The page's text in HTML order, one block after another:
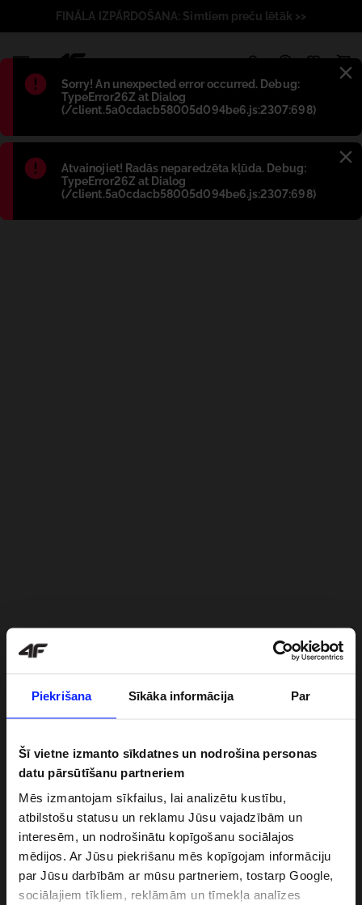
Piekrišana Sīkāka informācija Par
Šī vietne izmanto sīkdatnes un nodrošina personas
datu pārsūtīšanu partneriem
Mēs izmantojam sīkfailus, lai analizētu kustību,
atbilstošu statusu un reklamu Jūsu vajadzībām un
interesēm, un nodrošinātu kopīgošanu sociālajos
mēdijos. Ar Jūsu piekrišanu mēs kopīgojam informāciju
par Jūsu darbībām ar mūsu partneriem, tostarp Google,
sociālajiem tīkliem, reklāmām un tīmekļa analīzes
Błąd:
Sorry! An unexpected error occurred. Debug:
TypeError26Z at Dialog
(/client.5a0cdacb58005d094be6.js:2307:698)
Błąd:
Atvainojiet! Radās neparedzēta kļūda. Debug:
TypeError26Z at Dialog
(/client.5a0cdacb58005d094be6.js:2307:698)
FINĀLA IZPĀRDOŠANA: Simtiem preču lētāk >>